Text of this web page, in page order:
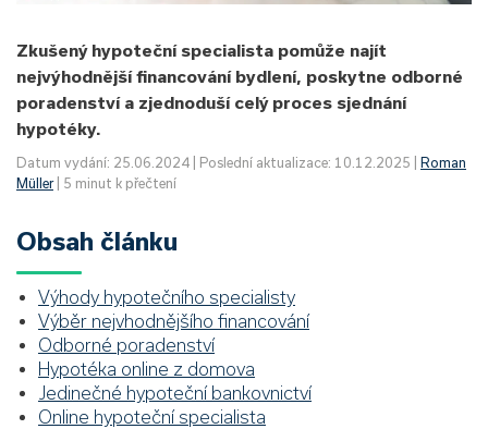
Zkušený hypoteční specialista pomůže najít
nejvýhodnější financování bydlení, poskytne odborné
poradenství a zjednoduší celý proces sjednání
hypotéky.
Datum vydání: 25.06.2024 | Poslední aktualizace: 10.12.2025 |
Roman
Müller| 5 minut k přečtení
Obsah článku
Výhody hypotečního specialisty
Výběr nejvhodnějšího financování
Odborné poradenství
Hypotéka online z domova
Jedinečné hypoteční bankovnictví
Online hypoteční specialista